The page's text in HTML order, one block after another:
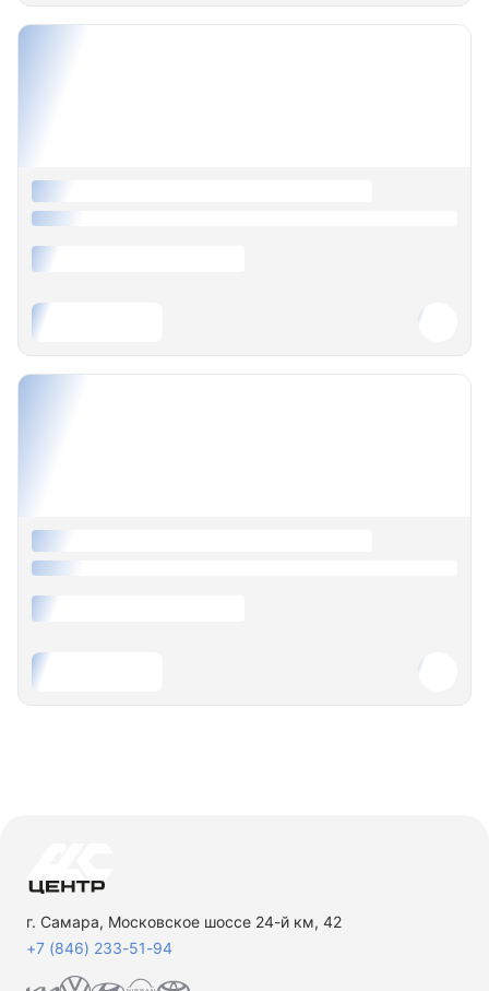
г. Самара, Московское шоссе 24-й км, 42
+7 (846) 233-51-94